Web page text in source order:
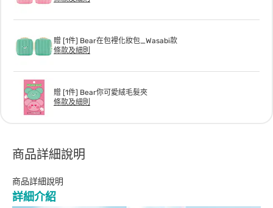
贈 [1件] Bear在包裡化妝包_Wasabi款
條款及細則
贈 [1件] Bear你可愛絨毛髮夾
條款及細則
商品詳細說明
商品詳細說明
詳細介紹